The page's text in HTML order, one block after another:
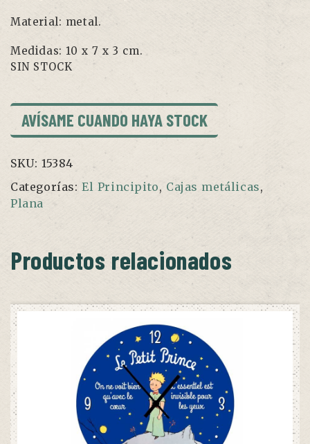
Material: metal.
Medidas: 10 x 7 x 3 cm.
SIN STOCK
AVÍSAME CUANDO HAYA STOCK
SKU: 15384
Categorías:El Principito, Cajas metálicas,
Plana
Productos relacionados